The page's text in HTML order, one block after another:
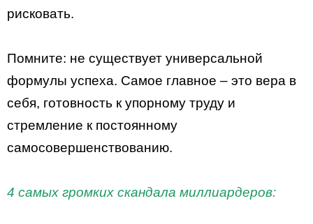
рисковать.
Помните: не существует универсальной
формулы успеха. Самое главное – это вера в
себя, готовность к упорному труду и
стремление к постоянному
самосовершенствованию.
4 самых громких скандала миллиардеров: